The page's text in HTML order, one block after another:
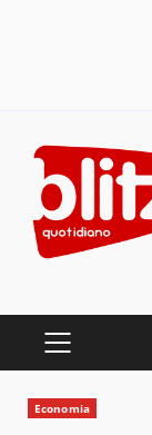
content
PRIMARY
Economia